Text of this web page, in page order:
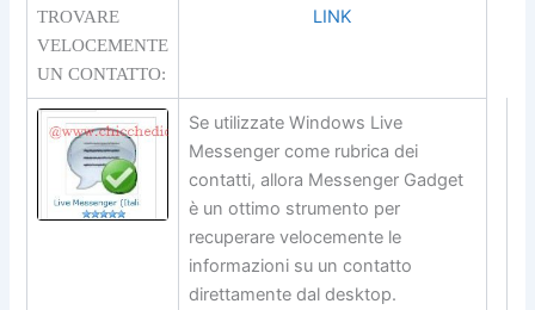
TROVARE
VELOCEMENTE
UN CONTATTO:
LINK
Se utilizzate Windows Live
Messenger come rubrica dei
contatti, allora Messenger Gadget
è un ottimo strumento per
recuperare velocemente le
informazioni su un contatto
direttamente dal desktop.